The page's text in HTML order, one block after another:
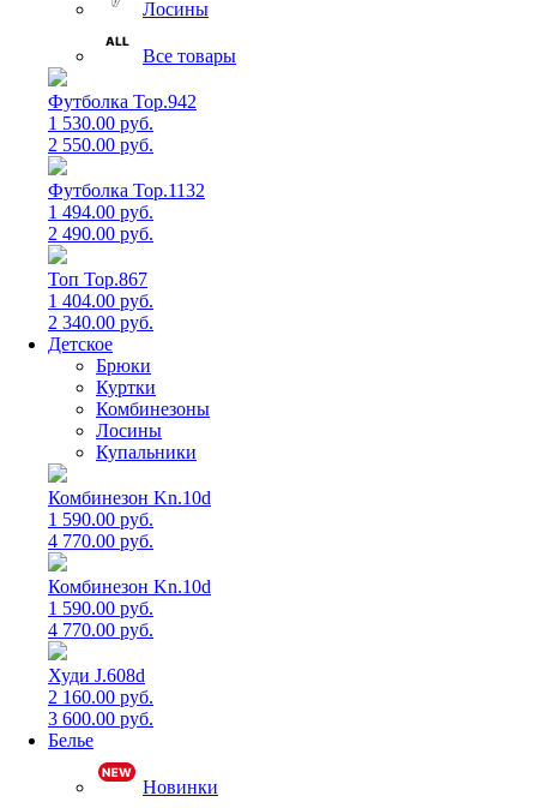
Лосины
Все товары
Футболка Top.942
1 530.00 руб.
2 550.00 руб.
Футболка Top.1132
1 494.00 руб.
2 490.00 руб.
Топ Top.867
1 404.00 руб.
2 340.00 руб.
Детское
Брюки
Куртки
Комбинезоны
Лосины
Купальники
Комбинезон Kn.10d
1 590.00 руб.
4 770.00 руб.
Комбинезон Kn.10d
1 590.00 руб.
4 770.00 руб.
Худи J.608d
2 160.00 руб.
3 600.00 руб.
Белье
Новинки